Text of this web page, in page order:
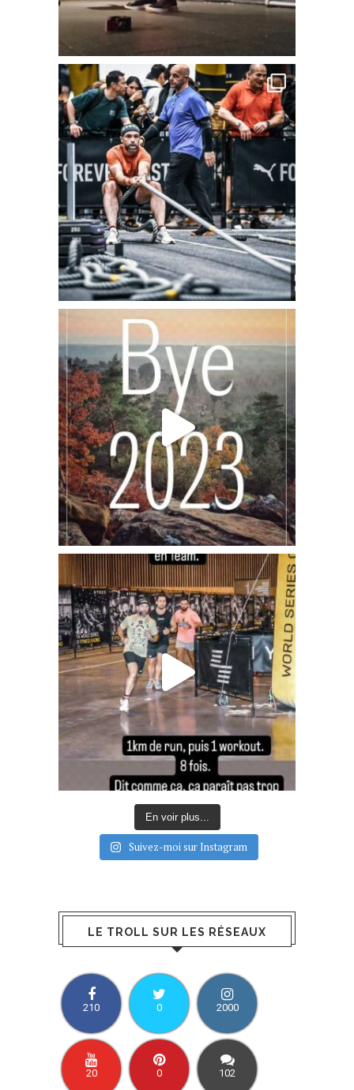
En voir plus...
Suivez-moi sur Instagram
LE TROLL SUR LES RÉSEAUX
210 0 2000
20 0 102